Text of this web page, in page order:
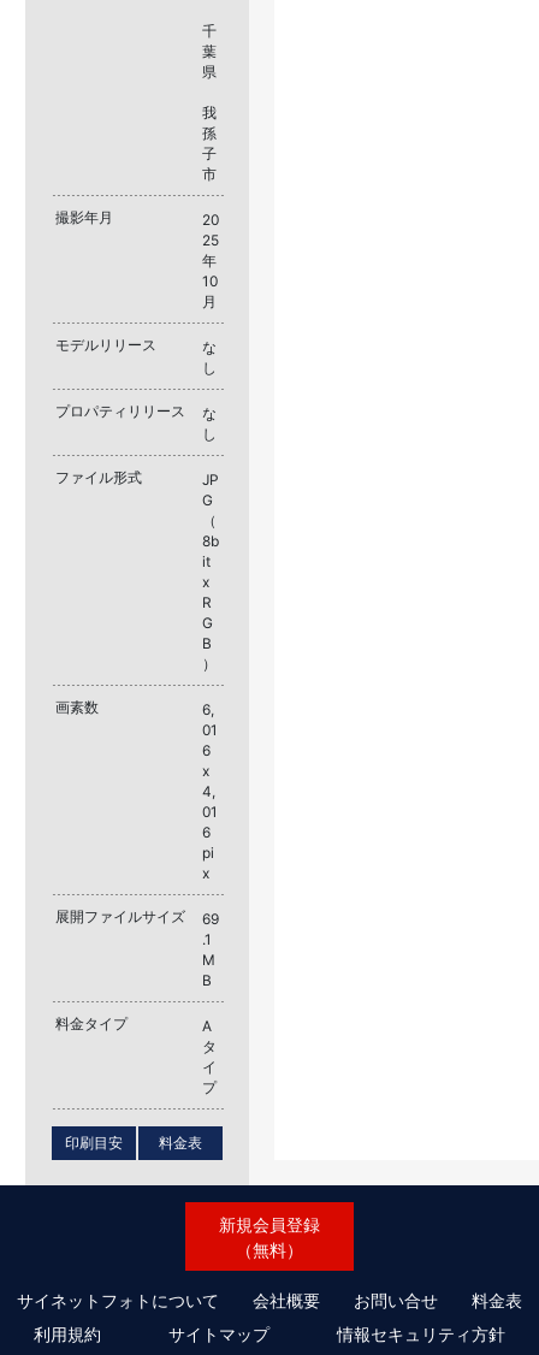
千
葉
県
我
孫
子
市
撮影年月
20
25
年
10
月
モデルリリース
な
し
プロパティリリース
な
し
ファイル形式
JP
G
（
8b
it
x
R
G
B
）
画素数
6,
01
6
x
4,
01
6
pi
x
展開ファイルサイズ
69
.1
M
B
料金タイプ
A
タ
イ
プ
印刷目安 料金表
新規会員登録
（無料）
サイネットフォトについて 会社概要 お問い合せ
料金表
利用規約
サイトマップ 情報セキュリティ方針